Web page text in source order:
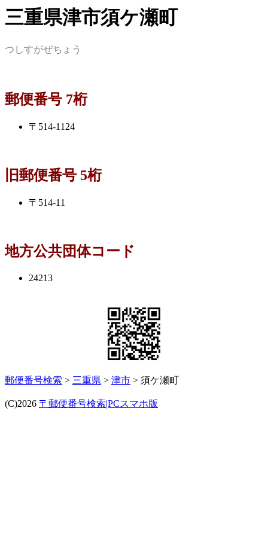
三重県津市須ケ瀬町
つしすがぜちょう
郵便番号 7桁
〒514-1124
旧郵便番号 5桁
〒514-11
地方公共団体コード
24213
郵便番号検索 > 三重県 > 津市 > 須ケ瀬町
(C)2026 〒郵便番号検索|PCスマホ版